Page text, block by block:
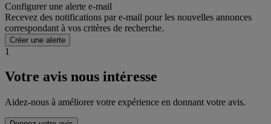
Configurer une alerte e-mail
Recevez des notifications par e-mail pour les nouvelles annonces
correspondant à vos critères de recherche.
Créer une alerte
1
Votre avis nous intéresse
Aidez-nous à améliorer votre expérience en donnant votre avis.